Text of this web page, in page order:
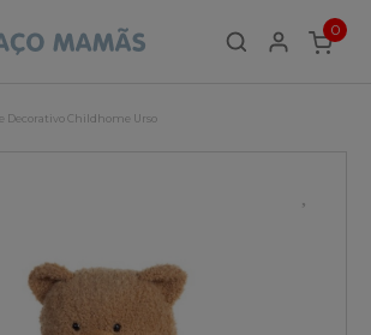
0
ITEMS
Decorativo Childhome Urso